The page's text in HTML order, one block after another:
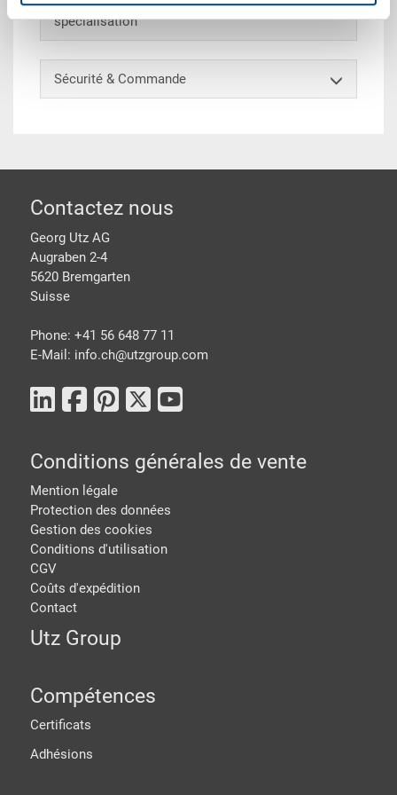
spécialisation
Sécurité & Commande
pied de page
Contactez nous
Georg Utz AG
Augraben 2-4
5620 Bremgarten
Suisse
Phone: +41 56 648 77 11
E-Mail: info.ch@utzgroup.com
Conditions générales de vente
Mention légale
Protection des données
Gestion des cookies
Conditions d'utilisation
CGV
Coûts d'expédition
Contact
Utz Group
Compétences
Certificats
Adhésions